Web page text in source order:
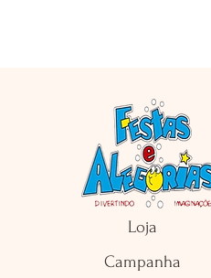
Loja
Campanha